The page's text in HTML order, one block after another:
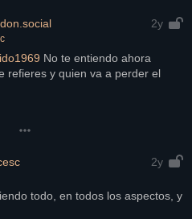
2y
No te entiendo ahora
refieres y quien va a perder el
2y
todo, en todos los aspectos, y